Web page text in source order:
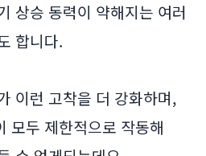
상승 동력이 약해지는 여러
합니다.
이런 고착을 더 강화하며,
모두 제한적으로 작동해